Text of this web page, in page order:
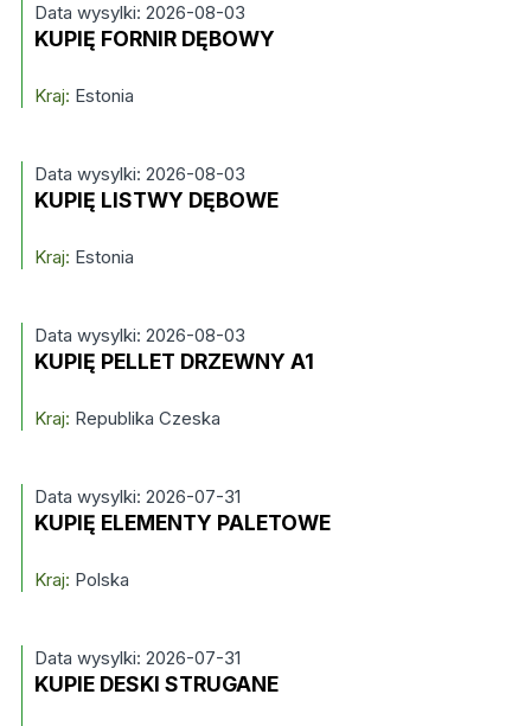
Data wysylki: 2026-08-03
KUPIĘ FORNIR DĘBOWY
Kraj: Estonia
Data wysylki: 2026-08-03
KUPIĘ LISTWY DĘBOWE
Kraj: Estonia
Data wysylki: 2026-08-03
KUPIĘ PELLET DRZEWNY A1
Kraj: Republika Czeska
Data wysylki: 2026-07-31
KUPIĘ ELEMENTY PALETOWE
Kraj: Polska
Data wysylki: 2026-07-31
KUPIE DESKI STRUGANE